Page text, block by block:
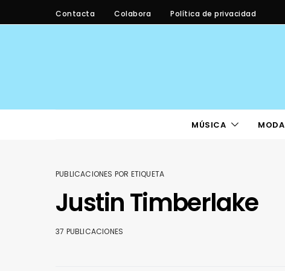
Contacta Colabora Política de privacidad
MÚSICA MODA
PUBLICACIONES POR ETIQUETA
Justin Timberlake
37 PUBLICACIONES